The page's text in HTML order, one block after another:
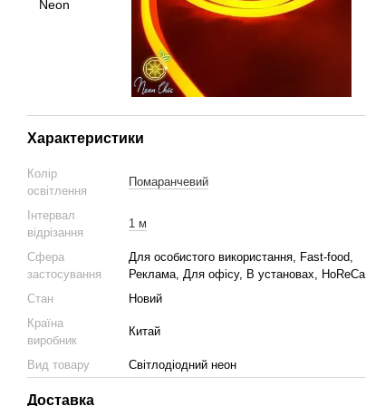
Характеристики
Колір
освітлення
Помаранчевий
Інтервал
відрізання
1 м
Сфера
застосування
Для особистого використання, Fast-food,
Реклама, Для офісу, В установах, HoReCa
Стан
Новий
Країна
виробник
Китай
Вид товару Світлодіодний неон
Доставка